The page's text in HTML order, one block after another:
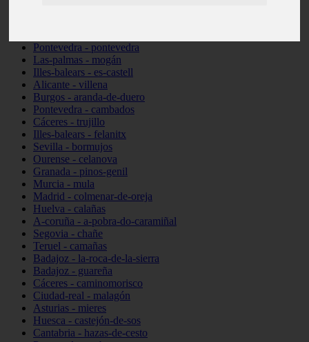
Pontevedra - pontevedra
Las-palmas - mogán
Illes-balears - es-castell
Alicante - villena
Burgos - aranda-de-duero
Pontevedra - cambados
Cáceres - trujillo
Illes-balears - felanitx
Sevilla - bormujos
Ourense - celanova
Granada - pinos-genil
Murcia - mula
Madrid - colmenar-de-oreja
Huelva - calañas
A-coruña - a-pobra-do-caramiñal
Segovia - chañe
Teruel - camañas
Badajoz - la-roca-de-la-sierra
Badajoz - guareña
Cáceres - caminomorisco
Ciudad-real - malagón
Asturias - mieres
Huesca - castejón-de-sos
Cantabria - hazas-de-cesto